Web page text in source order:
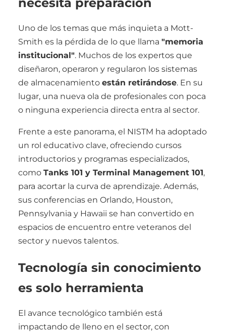
Uno de los temas que más inquieta a Mott-
Smith es la pérdida de lo que llama "memoria
institucional". Muchos de los expertos que
diseñaron, operaron y regularon los sistemas
de almacenamiento están retirándose. En su
lugar, una nueva ola de profesionales con poca
o ninguna experiencia directa entra al sector.
Frente a este panorama, el NISTM ha adoptado
un rol educativo clave, ofreciendo cursos
introductorios y programas especializados,
como Tanks 101 y Terminal Management 101,
para acortar la curva de aprendizaje. Además,
sus conferencias en Orlando, Houston,
Pennsylvania y Hawaii se han convertido en
espacios de encuentro entre veteranos del
sector y nuevos talentos.
Tecnología sin conocimiento
es solo herramienta
El avance tecnológico también está
impactando de lleno en el sector, con